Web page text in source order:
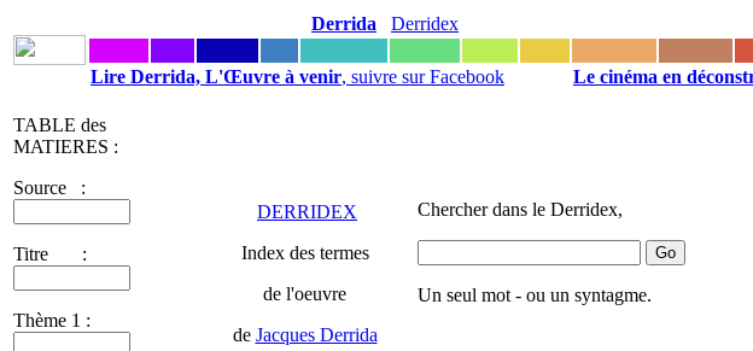
Derrida Derridex
Lire Derrida, L'Œuvre à venir, suivre sur Facebook Le cinéma en
TABLE des
MATIERES :
Source :
Titre :
Thème 1 :
DERRIDEX
Index des termes
de l'oeuvre
de Jacques Derrida
Chercher dans le Derridex,
Un seul mot - ou un syntagme.